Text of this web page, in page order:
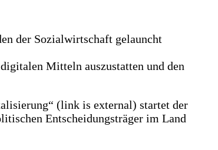
der Sozialwirtschaft gelauncht
Mitteln auszustatten und den
(link is external) startet der
Entscheidungsträger im Land